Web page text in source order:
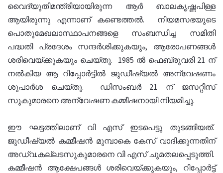
വൈദ്യുതിമന്ത്രിയായിരുന്ന ആര്‍ ബാലകൃഷ്ണപിള്ള
ആയിരുന്നു എന്നാണ് കണ്ടെത്തല്‍. നിയമസഭയുടെ
പൊതുമേഖലാസ്ഥാപനങ്ങളെ സംബന്ധിച്ച സമിതി
പദ്ധതി പ്രദേശം സന്ദര്‍ശിക്കുകയും, ആരോപണങ്ങള്‍
ശരിവെയ്ക്കുകയും ചെയ്തു. 1985 ല്‍ ഫെബ്രുവരി 21 ന്
നല്‍കിയ ആ റിപ്പോര്‍ട്ടില്‍ ജുഡീഷ്യല്‍ അന്വേഷണം
ശുപാര്‍ശ ചെയ്തു. ഡിസംബര്‍ 21 ന് ജസറ്റീസ്
സുകുമാരനെ അന്വേഷണ കമ്മീഷനായി നിയമിച്ചു.
ഈ ഘട്ടത്തിലാണ് വി എസ് ഇടപെട്ടു തുടങ്ങിയത്.
ജുഡീഷ്യല്‍ കമ്മീഷന്‍ മുമ്പാകെ കേസ് വാദിക്കുന്നതിന്
അഡ്വ.കല്ലടസുകുമാരനെ വി എസ് ചുമതലപ്പെടുത്തി.
കമ്മീഷന്‍ ആക്ഷേപങ്ങള്‍ ശരിവെയ്ക്കുകയും, റിപ്പോര്‍ട്ട്